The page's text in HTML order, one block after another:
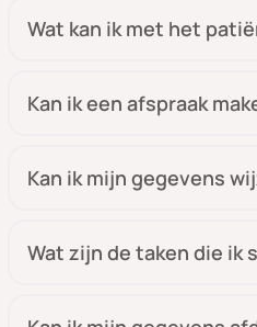
Wat kan ik met het
Kan ik een afspraak
Kan ik mijn gegevens
Wat zijn de taken die